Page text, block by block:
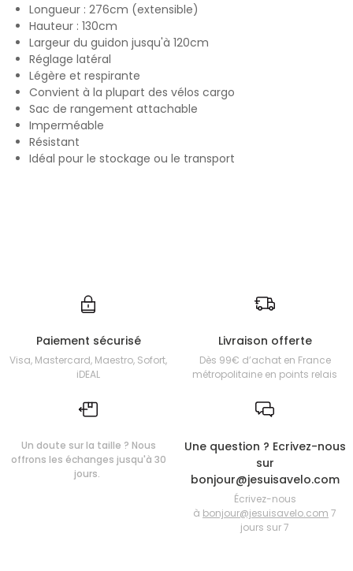
Longueur : 276cm (extensible)
Hauteur : 130cm
Largeur du guidon jusqu'à 120cm
Réglage latéral
Légère et respirante
Convient à la plupart des vélos cargo
Sac de rangement attachable
Imperméable
Résistant
Idéal pour le stockage ou le transport
Paiement sécurisé
Visa, Mastercard, Maestro, Sofort,
iDEAL
Livraison offerte
Dès 99€ d’achat en France
métropolitaine en points relais
Un doute sur la taille ? Nous
offrons les échanges jusqu'à 30
jours.
Une question ? Ecrivez-nous
sur
bonjour@jesuisavelo.com
Écrivez-nous
à bonjour@jesuisavelo.com 7
jours sur 7